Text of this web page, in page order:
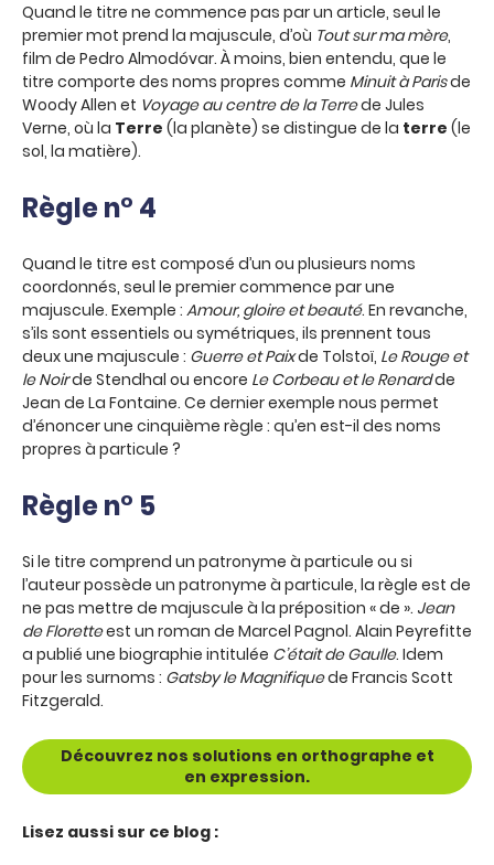
Quand le titre ne commence pas par un article, seul le
premier mot prend la majuscule, d’où Tout sur ma mère,
film de Pedro Almodóvar. À moins, bien entendu, que le
titre comporte des noms propres comme Minuit à Parisde
Woody Allen et Voyage au centre de la Terrede Jules
Verne, où la Terre (la planète) se distingue de la terre (le
sol, la matière).
Règle n° 4
Quand le titre est composé d’un ou plusieurs noms
coordonnés, seul le premier commence par une
majuscule. Exemple : Amour, gloire et beauté. En revanche,
s’ils sont essentiels ou symétriques, ils prennent tous
deux une majuscule : Guerre et Paixde Tolstoï, Le Rouge et
le Noirde Stendhal ou encore Le Corbeau et le Renardde
Jean de La Fontaine. Ce dernier exemple nous permet
d’énoncer une cinquième règle : qu’en est-il des noms
propres à particule ?
Règle n° 5
Si le titre comprend un patronyme à particule ou si
l’auteur possède un patronyme à particule, la règle est de
ne pas mettre de majuscule à la préposition « de ». Jean
de Floretteest un roman de Marcel Pagnol. Alain Peyrefitte
a publié une biographie intitulée C’était de Gaulle. Idem
pour les surnoms : Gatsby le Magnifiquede Francis Scott
Fitzgerald.
Découvrez nos solutions en orthographe et
en expression.
Lisez aussi sur ce blog :